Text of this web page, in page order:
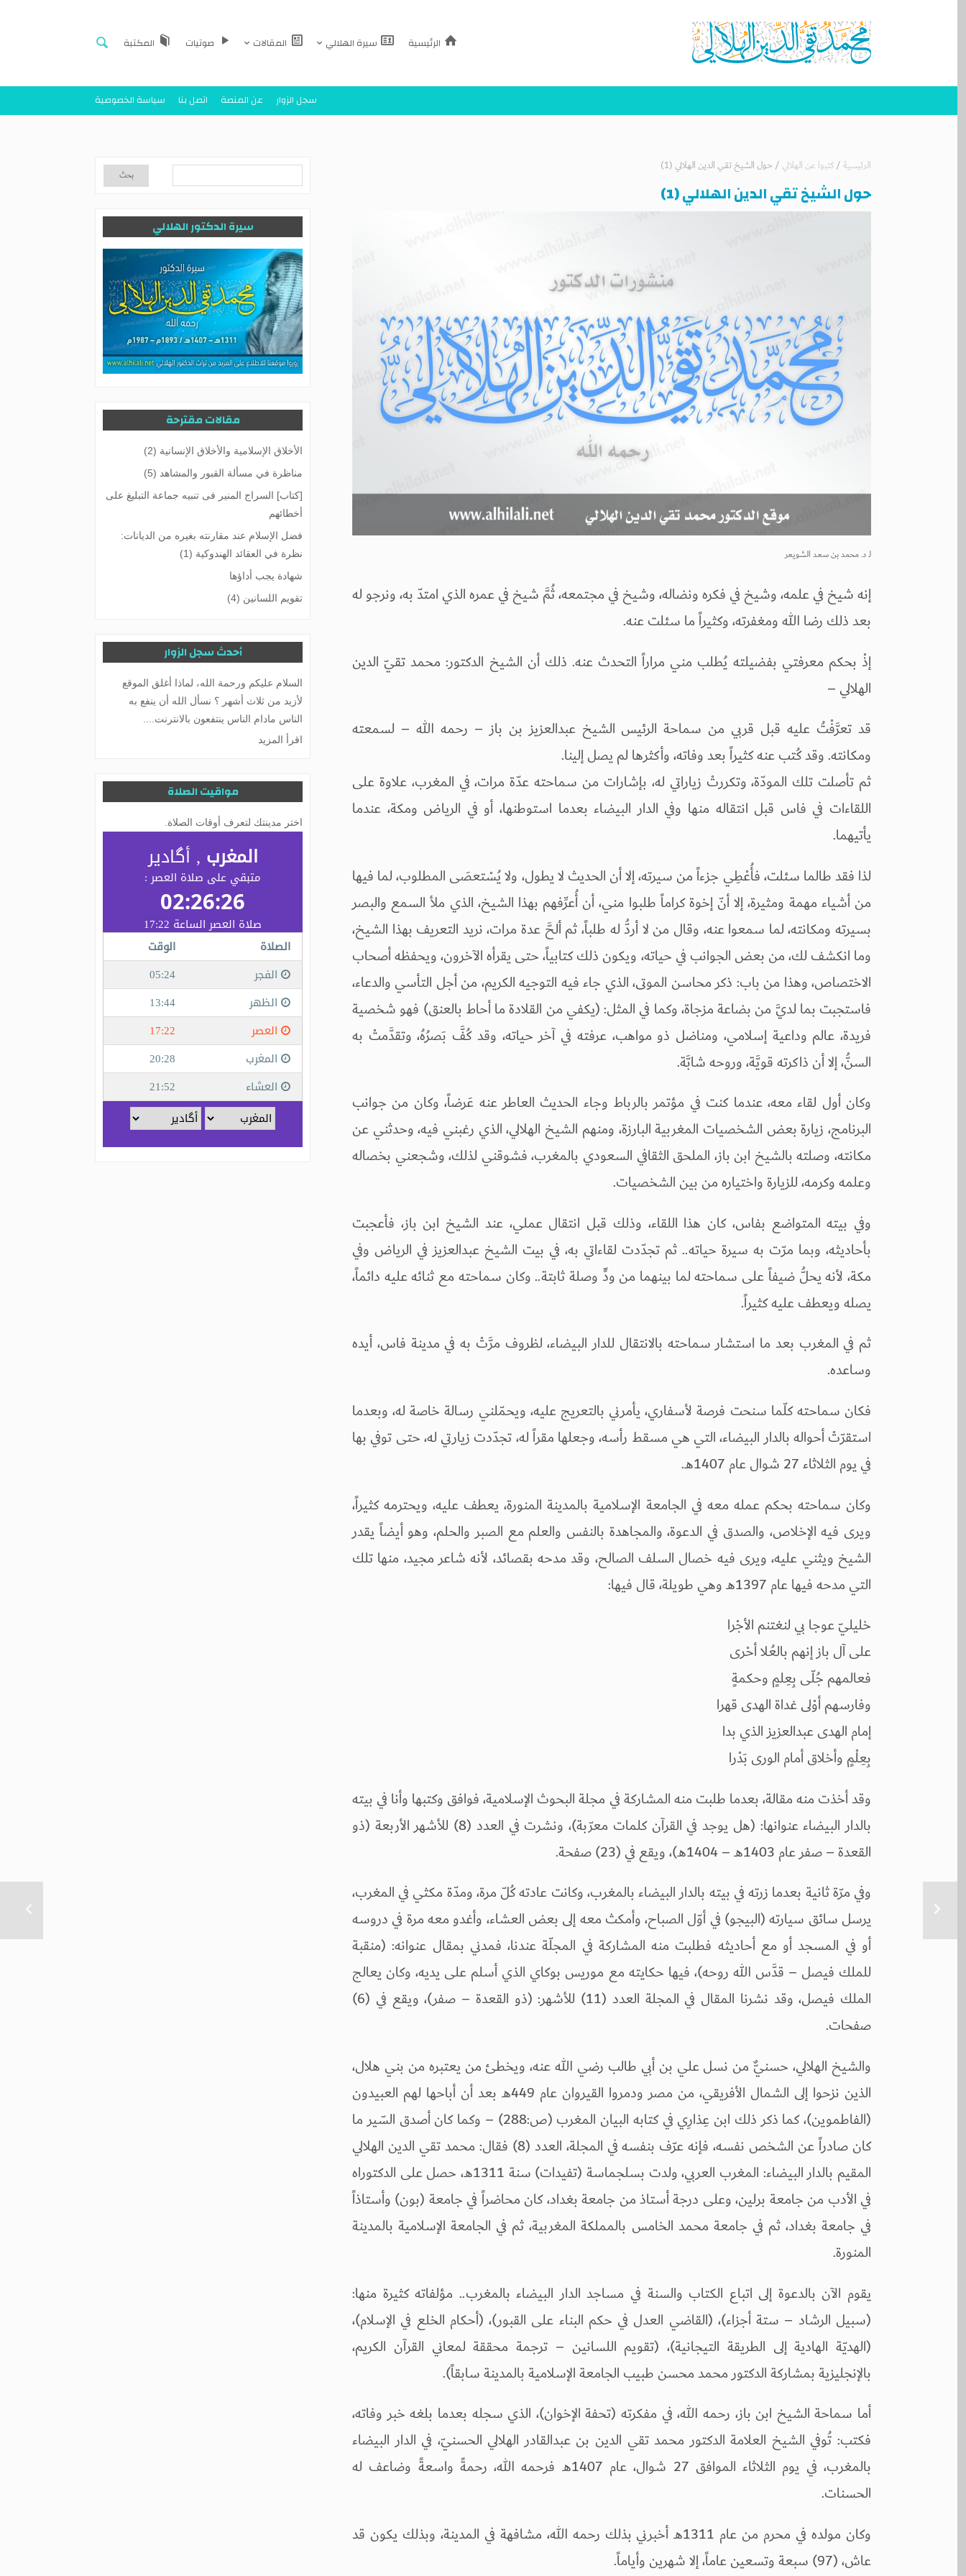
الرئيسية سيرة الهلالي المقالات صوتيات المكتبة
سجل الزوار عن المنصة اتصل بنا سياسة الخصوصية
الرئيسية/كتبوا عن الهلالي / حول الشيخ تقي الدين الهلالي (1)
حول الشيخ تقي الدين الهلالي (1)
لـد. محمد بن سعد الشويعر
إنه شيخ في علمه، وشيخ في فكره ونضاله، وشيخ في مجتمعه، ثُمَّ شيخ في عمره الذي امتدّ به، ونرجو له
بعد ذلك رضا الله ومغفرته، وكثيراً ما سئلت عنه.
إذْ بحكم معرفتي بفضيلته يُطلب مني مراراً التحدث عنه. ذلك أن الشيخ الدكتور: محمد تقيّ الدين
الهلالي –
قد تعرَّفْتُ عليه قبل قربي من سماحة الرئيس الشيخ عبدالعزيز بن باز – رحمه الله – لسمعته
ومكانته. وقد كُتب عنه كثيراً بعد وفاته، وأكثرها لم يصل إلينا.
ثم تأصلت تلك المودّة، وتكررتْ زياراتي له، بإشارات من سماحته عدّة مرات، في المغرب، علاوة على
اللقاءات في فاس قبل انتقاله منها وفي الدار البيضاء بعدما استوطنها، أو في الرياض ومكة، عندما
يأتيهما.
لذا فقد طالما سئلت، فأُعْطِي جزءاً من سيرته، إلا أن الحديث لا يطول، ولا يُسْتعصَى المطلوب، لما فيها
من أشياء مهمة ومثيرة، إلا أنّ إخوة كراماً طلبوا مني، أن أُعرِّفهم بهذا الشيخ، الذي ملأ السمع والبصر
بسيرته ومكانته، لما سمعوا عنه، وقال من لا أردُّ له طلباً، ثم ألحَّ عدة مرات، نريد التعريف بهذا الشيخ،
وما انكشف لك، من بعض الجوانب في حياته، ويكون ذلك كتابياً، حتى يقرأه الآخرون، ويحفظه أصحاب
الاختصاص، وهذا من باب: ذكر محاسن الموتى، الذي جاء فيه التوجيه الكريم، من أجل التأسي والدعاء،
فاستجبت بما لديَّ من بضاعة مزجاة، وكما في المثل: (يكفي من القلادة ما أحاط بالعنق) فهو شخصية
فريدة، عالم وداعية إسلامي، ومناضل ذو مواهب، عرفته في آخر حياته، وقد كُفَّ بَصرُهُ، وتقدَّمتْ به
السنُّ، إلا أن ذاكرته قويَّة، وروحه شابَّة.
وكان أول لقاء معه، عندما كنت في مؤتمر بالرباط وجاء الحديث العاطر عنه عَرضاً، وكان من جوانب
البرنامج، زيارة بعض الشخصيات المغربية البارزة، ومنهم الشيخ الهلالي، الذي رغبني فيه، وحدثني عن
مكانته، وصلته بالشيخ ابن باز، الملحق الثقافي السعودي بالمغرب، فشوقني لذلك، وشجعني بخصاله
وعلمه وكرمه، للزيارة واختياره من بين الشخصيات.
وفي بيته المتواضع بفاس، كان هذا اللقاء، وذلك قبل انتقال عملي، عند الشيخ ابن باز، فأعجبت
بأحاديثه، وبما مرّت به سيرة حياته.. ثم تجدّدت لقاءاتي به، في بيت الشيخ عبدالعزيز في الرياض وفي
مكة، لأنه يحلُّ ضيفاً على سماحته لما بينهما من ودٍّ وصلة ثابتة.. وكان سماحته مع ثنائه عليه دائماً،
يصله ويعطف عليه كثيراً.
ثم في المغرب بعد ما استشار سماحته بالانتقال للدار البيضاء، لظروف مرَّتْ به في مدينة فاس، أيده
وساعده.
فكان سماحته كلّما سنحت فرصة لأسفاري، يأمرني بالتعريج عليه، ويحمّلني رسالة خاصة له، وبعدما
استقرّتْ أحواله بالدار البيضاء، التي هي مسقط رأسه، وجعلها مقراً له، تجدّدت زيارتي له، حتى توفي بها
في يوم الثلاثاء 27 شوال عام 1407هـ.
وكان سماحته بحكم عمله معه في الجامعة الإسلامية بالمدينة المنورة، يعطف عليه، ويحترمه كثيراً،
ويرى فيه الإخلاص، والصدق في الدعوة، والمجاهدة بالنفس والعلم مع الصبر والحلم، وهو أيضاً يقدر
الشيخ ويثني عليه، ويرى فيه خصال السلف الصالح، وقد مدحه بقصائد، لأنه شاعر مجيد، منها تلك
التي مدحه فيها عام 1397هـ وهي طويلة، قال فيها:
خليليّ عوجا بي لنغتنم الأجْرا
على آل باز إنهم بالعُلا أحْرى
فعالمهم جُلّى بِعِلمٍ وحكمةٍ
وفارسهم أوْلى غداة الهدى قهرا
إمام الهدى عبدالعزيز الذي بدا
بِعِلْمٍ وأخلاق أمام الورى بَدْرا
وقد أخذت منه مقالة، بعدما طلبت منه المشاركة في مجلة البحوث الإسلامية، فوافق وكتبها وأنا في بيته
بالدار البيضاء عنوانها: (هل يوجد في القرآن كلمات معرّبة)، ونشرت في العدد (8) للأشهر الأربعة (ذو
القعدة – صفر عام 1403هـ – 1404هـ)، ويقع في (23) صفحة.
وفي مرّة ثانية بعدما زرته في بيته بالدار البيضاء بالمغرب، وكانت عادته كُلّ مرة، ومدّة مكثي في المغرب،
يرسل سائق سيارته (البيجو) في أوّل الصباح، وأمكث معه إلى بعض العشاء، وأغدو معه مرة في دروسه
أو في المسجد أو مع أحاديثه فطلبت منه المشاركة في المجلّة عندنا، فمدني بمقال عنوانه: (منقبة
للملك فيصل – قدَّس الله روحه)، فيها حكايته مع موريس بوكاي الذي أسلم على يديه، وكان يعالج
الملك فيصل، وقد نشرنا المقال في المجلة العدد (11) للأشهر: (ذو القعدة – صفر)، ويقع في (6)
صفحات.
والشيخ الهلالي، حسنيٌّ من نسل علي بن أبي طالب رضي الله عنه، ويخطئ من يعتبره من بني هلال،
الذين نزحوا إلى الشمال الأفريقي، من مصر ودمروا القيروان عام 449هـ بعد أن أباحها لهم العبيدون
(الفاطموين)، كما ذكر ذلك ابن عِذارِي في كتابه البيان المغرب (ص:288) – وكما كان أصدق السّير ما
كان صادراً عن الشخص نفسه، فإنه عرّف بنفسه في المجلة، العدد (8) فقال: محمد تقي الدين الهلالي
المقيم بالدار البيضاء: المغرب العربي، ولدت بسلجماسة (تفيدات) سنة 1311هـ، حصل على الدكتوراه
في الأدب من جامعة برلين، وعلى درجة أستاذ من جامعة بغداد، كان محاضراً في جامعة (بون) وأستاذاً
في جامعة بغداد، ثم في جامعة محمد الخامس بالمملكة المغربية، ثم في الجامعة الإسلامية بالمدينة
المنورة.
يقوم الآن بالدعوة إلى اتباع الكتاب والسنة في مساجد الدار البيضاء بالمغرب.. مؤلفاته كثيرة منها:
(سبيل الرشاد – ستة أجزاء)، (القاضي العدل في حكم البناء على القبور)، (أحكام الخلع في الإسلام)،
(الهديّة الهادية إلى الطريقة التيجانية)، (تقويم اللسانين – ترجمة محققة لمعاني القرآن الكريم،
بالإنجليزية بمشاركة الدكتور محمد محسن طبيب الجامعة الإسلامية بالمدينة سابقاً).
أما سماحة الشيخ ابن باز، رحمه الله، في مفكرته (تحفة الإخوان)، الذي سجله بعدما بلغه خبر وفاته،
فكتب: تُوفي الشيخ العلامة الدكتور محمد تقي الدين بن عبدالقادر الهلالي الحسنيّ، في الدار البيضاء
بالمغرب، في يوم الثلاثاء الموافق 27 شوال، عام 1407هـ فرحمه الله، رحمةً واسعةً وضاعف له
الحسنات.
وكان مولده في محرم من عام 1311هـ أخبرني بذلك رحمه الله، مشافهة في المدينة، وبذلك يكون قد
عاش، (97) سبعة وتسعين عاماً، إلا شهرين وأياماً.
سيرة الدكتور الهلالي
مقالات مقترحة
الأخلاق الإسلامية والأخلاق الإنسانية (2)
مناظرة في مسألة القبور والمشاهد (5)
[كتاب] السراج المنير فى تنبيه جماعة التبليغ على
أخطائهم
فضل الإسلام عند مقارنته بغيره من الديانات:
نظرة في العقائد الهندوكية (1)
شهادة يجب أداؤها
تقويم اللسانين (4)
أحدث سجل الزوار
يشرفني إلى سيادتكم وتنزل لي كتابة الرسائل
لد. تقي الدين الهلال المغربي
اقرأ المزيد
اختر مدينتك لتعرف أوقات الصلاة.